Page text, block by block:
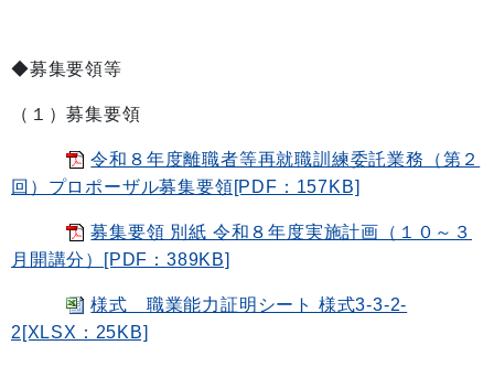
◆募集要領等
（１）募集要領
令和８年度離職者等再就職訓練委託業務（第２
回）プロポーザル募集要領[PDF：157KB]
募集要領 別紙 令和８年度実施計画（１０～３
月開講分）[PDF：389KB]
様式 職業能力証明シート 様式3-3-2-
2[XLSX：25KB]